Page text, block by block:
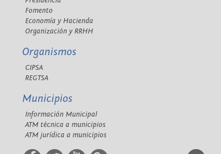
Fomento
Economía y Hacienda
Organización y RRHH
Organismos
CIPSA
REGTSA
Municipios
Información Municipal
ATM técnica a municipios
ATM jurídica a municipios